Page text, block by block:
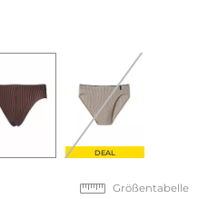
DEAL
Größentabelle